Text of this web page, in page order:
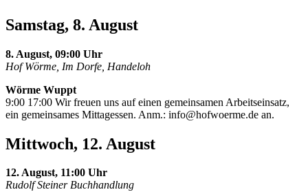
Samstag, 8. August
8. August, 09:00 Uhr
Hof Wörme, Im Dorfe, Handeloh
Wörme Wuppt
9:00 17:00 Wir freuen uns auf einen gemeinsamen Arbeitseinsatz,
ein gemeinsames Mittagessen. Anm.: info@hofwoerme.de an.
Mittwoch, 12. August
12. August, 11:00 Uhr
Rudolf Steiner Buchhandlung